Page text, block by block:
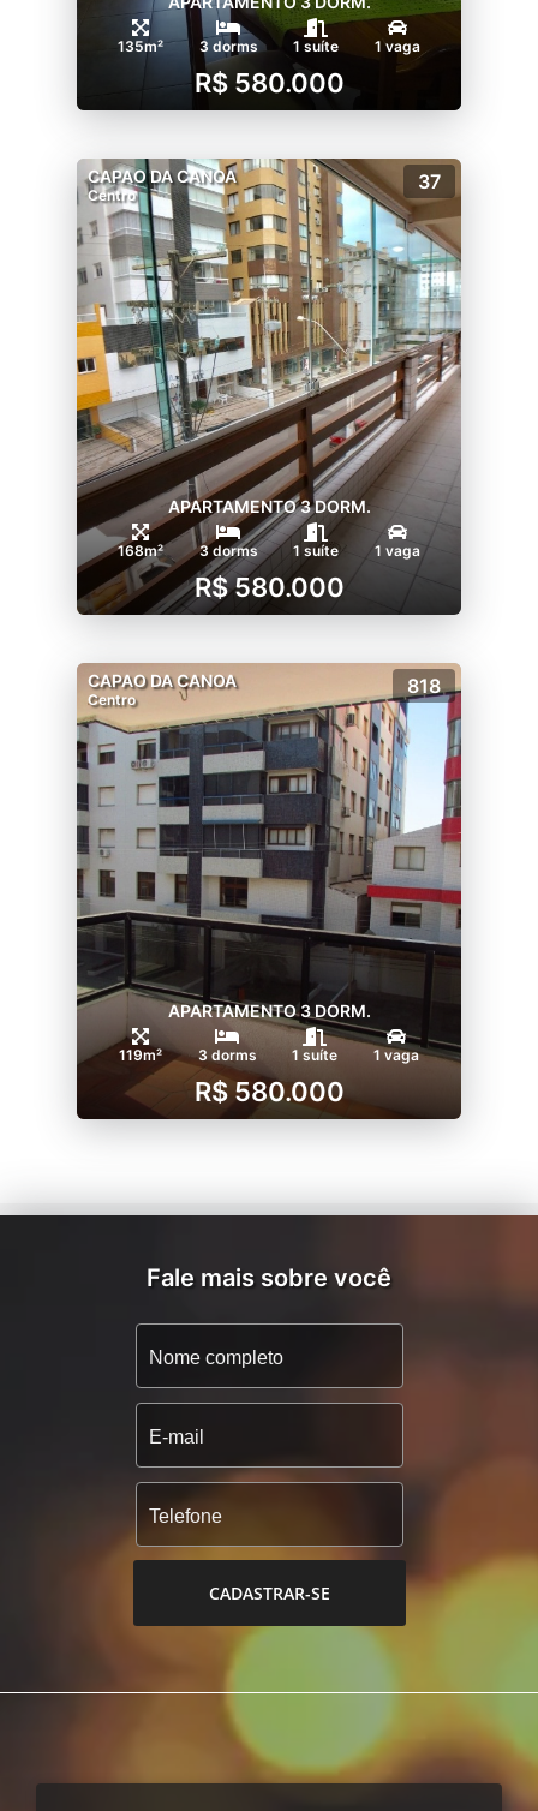
135m² 3 dorms 1 suíte 1 vaga
R$ 580.000
CAPAO DA CANOA
Centro
37
APARTAMENTO 3 DORM.
168m² 3 dorms 1 suíte 1 vaga
R$ 580.000
CAPAO DA CANOA
Centro
818
APARTAMENTO 3 DORM.
119m² 3 dorms 1 suíte 1 vaga
R$ 580.000
Fale mais sobre você
CADASTRAR-SE